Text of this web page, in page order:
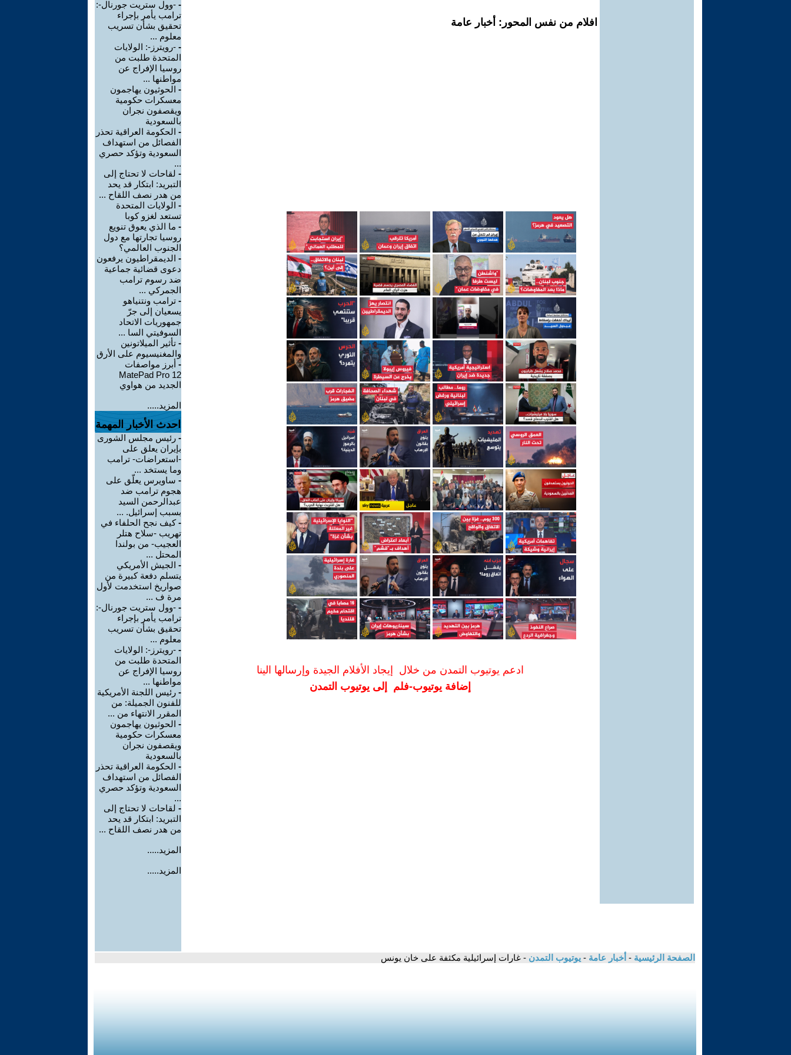
افلام من نفس المحور: أخبار عامة
ادعم يوتيوب التمدن من خلال إيجاد الأفلام الجيدة وإرسالها الينا
إضافة يوتيوب-فلم إلى يوتيوب التمدن
- -وول ستريت جورنال-:
ترامب يأمر بإجراء
تحقيق بشأن تسريب
معلوم ...
- -رويترز-: الولايات
المتحدة طلبت من
روسيا الإفراج عن
مواطنها ...
- الحوثيون يهاجمون
معسكرات حكومية
ويقصفون نجران
بالسعودية
- الحكومة العراقية تحذر
الفصائل من استهداف
السعودية وتؤكد حصري
...
- لقاحات لا تحتاج إلى
التبريد: ابتكار قد يحد
من هدر نصف اللقاح ...
- الولايات المتحدة
تستعد لغزو كوبا
- ما الذي يعوق تنويع
روسيا تجارتها مع دول
الجنوب العالمي؟
- الديمقراطيون يرفعون
دعوى قضائية جماعية
ضد رسوم ترامب
الجمركي ...
- ترامب ونتنياهو
يسعيان إلى جرّ
جمهوريات الاتحاد
السوفيتي السا ...
- تأثير الميلاتونين
والمغنيسيوم على الأرق
- أبرز مواصفات
MatePad Pro 12
الجديد من هواوي
المزيد.....
احدث الأخبار المهمة
- رئيس مجلس الشورى
بإيران يعلق على
-استعراضات- ترامب
وما يستخد ...
- ساويرس يعلّق على
هجوم ترامب ضد
عبدالرحمن السيد
بسبب إسرائيل. ...
-كيف نجح الحلفاء في
تهريب -سلاح هتلر
العجيب- من بولندا
المحتل ...
- الجيش الأمريكي
يتسلم دفعة كبيرة من
صواريخ استخدمت لأول
مرة ف ...
- -وول ستريت جورنال-:
ترامب يأمر بإجراء
تحقيق بشأن تسريب
معلوم ...
- -رويترز-: الولايات
المتحدة طلبت من
روسيا الإفراج عن
مواطنها ...
- رئيس اللجنة الأمريكية
للفنون الجميلة: من
المقرر الانتهاء من ...
- الحوثيون يهاجمون
معسكرات حكومية
ويقصفون نجران
بالسعودية
- الحكومة العراقية تحذر
الفصائل من استهداف
السعودية وتؤكد حصري
...
- لقاحات لا تحتاج إلى
التبريد: ابتكار قد يحد
من هدر نصف اللقاح ...
المزيد.....
المزيد.....
الصفحة الرئيسية - أخبار عامة - يوتيوب التمدن - غارات إسرائيلية مكثفة على خان يونس